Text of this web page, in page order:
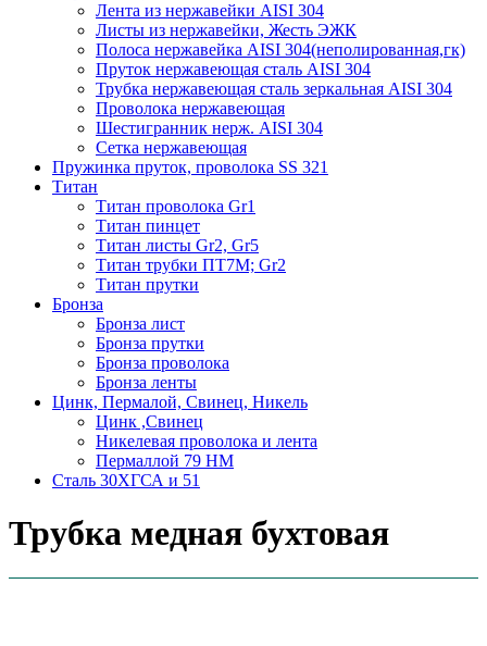
Лента из нержавейки AISI 304
Листы из нержавейки, Жесть ЭЖК
Полоса нержавейка АISI 304(неполированная,гк)
Пруток нержавеющая сталь AISI 304
Трубка нержавеющая сталь зеркальная AISI 304
Проволока нержавеющая
Шестигранник нерж. AISI 304
Сетка нержавеющая
Пружинка пруток, проволока SS 321
Титан
Титан проволока Gr1
Титан пинцет
Титан листы Gr2, Gr5
Титан трубки ПТ7М; Gr2
Титан прутки
Бронза
Бронза лист
Бронза прутки
Бронза проволока
Бронза ленты
Цинк, Пермалой, Свинец, Никель
Цинк ,Свинец
Никелевая проволока и лента
Пермаллой 79 НМ
Сталь 30ХГСА и 51
Трубка медная бухтовая